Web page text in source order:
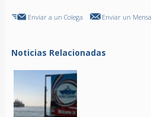
Enviar a un Colega Enviar un
Noticias Relacionadas